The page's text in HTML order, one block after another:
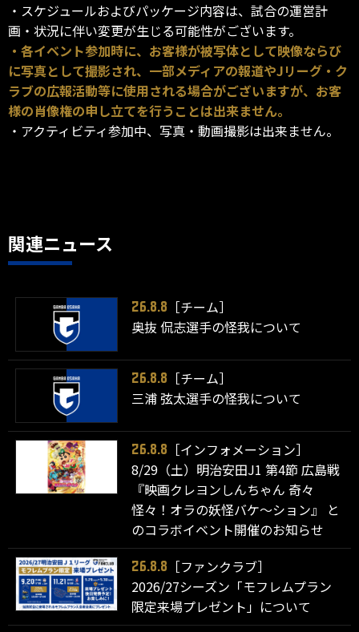
・スケジュールおよびパッケージ内容は、試合の運営計
画・状況に伴い変更が生じる可能性がございます。
・各イベント参加時に、お客様が被写体として映像ならび
に写真として撮影され、一部メディアの報道やJリーグ・ク
ラブの広報活動等に使用される場合がございますが、お客
様の肖像権の申し立てを行うことは出来ません。
・アクティビティ参加中、写真・動画撮影は出来ません。
関連ニュース
26.8.8
［チーム］
奥抜 侃志選手の怪我について
26.8.8
［チーム］
三浦 弦太選手の怪我について
26.8.8
［インフォメーション］
8/29（土）明治安田J1 第4節 広島戦
『映画クレヨンしんちゃん 奇々
怪々！オラの妖怪バケ～ション』 と
のコラボイベント開催のお知らせ
26.8.8
［ファンクラブ］
2026/27シーズン「モフレムプラン
限定来場プレゼント」について